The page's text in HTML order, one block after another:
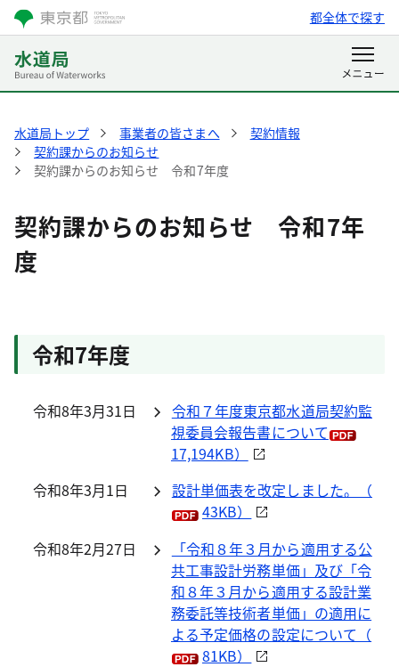
都全体で探す
水道局トップ 事業者の皆さまへ
契約情報
契約課からのお知らせ
契約課からのお知らせ 令和7年度
契約課からのお知らせ 令和7年
度
令和7年度
令和8年3月31日
令和７年度東京都水道局契約監
視委員会報告書について
17,194KB）
令和8年3月1日
設計単価表を改定しました。（
43KB）
令和8年2月27日
「令和８年３月から適用する公
共工事設計労務単価」及び「令
和８年３月から適用する設計業
務委託等技術者単価」の適用に
よる予定価格の設定について（
81KB）